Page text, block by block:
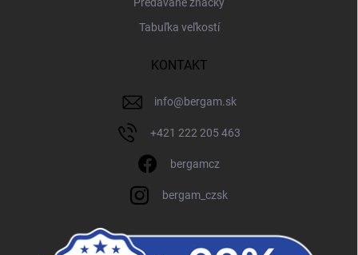
Tabuľka veľkostí
KONTAKT
info@bergam.sk
+421 222 205 463
bergamcz
bergam_czsk